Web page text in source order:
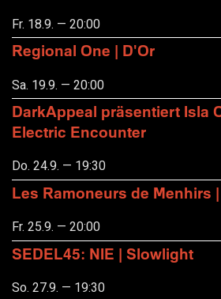
Fr. 18.9. — 20:00
Regional One | D'Or
Sa. 19.9. — 20:00
DarkAppeal präsentiert Isla
Electric Encounter
Do. 24.9. — 19:30
Les Ramoneurs de Menhirs
Fr. 25.9. — 20:00
SEDEL45: NIE | Slowlight
So. 27.9. — 19:30